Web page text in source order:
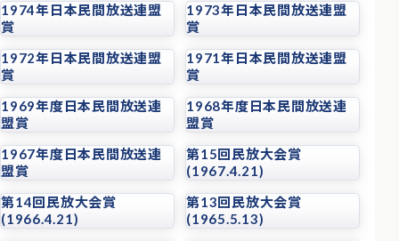
1974年日本民間放送連盟
賞
1973年日本民間放送連盟
賞
1972年日本民間放送連盟
賞
1971年日本民間放送連盟
賞
1969年度日本民間放送連
盟賞
1968年度日本民間放送連
盟賞
1967年度日本民間放送連
盟賞
第15回民放大会賞
(1967.4.21)
第14回民放大会賞
(1966.4.21)
第13回民放大会賞
(1965.5.13)